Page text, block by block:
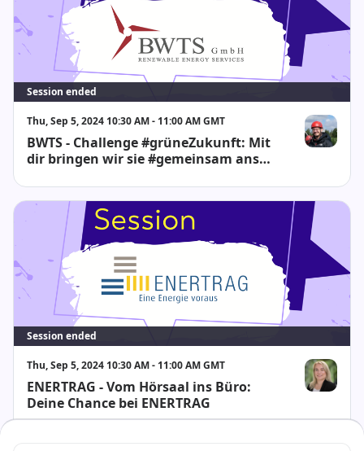
Session ended
Thu, Sep 5, 2024 10:30 AM - 11:00 AM GMT
BWTS - Challenge #grüneZukunft: Mit
dir bringen wir sie #gemeinsam ans
Phillip
Session ended
Thu, Sep 5, 2024 10:30 AM - 11:00 AM GMT
ENERTRAG - Vom Hörsaal ins Büro:
Deine Chance bei ENERTRAG
Maret